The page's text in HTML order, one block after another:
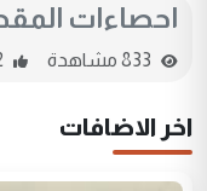
احصاءات
اخر الاضافات